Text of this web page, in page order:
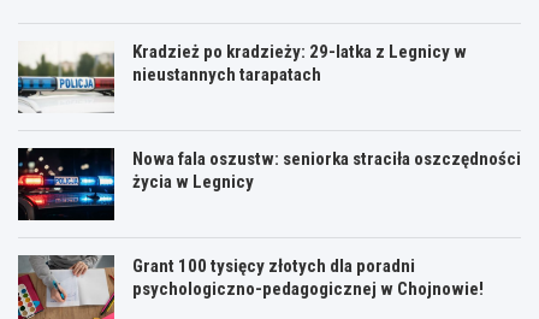
Kradzież po kradzieży: 29-latka z Legnicy w
nieustannych tarapatach
Nowa fala oszustw: seniorka straciła oszczędności
życia w Legnicy
Grant 100 tysięcy złotych dla poradni
psychologiczno-pedagogicznej w Chojnowie!